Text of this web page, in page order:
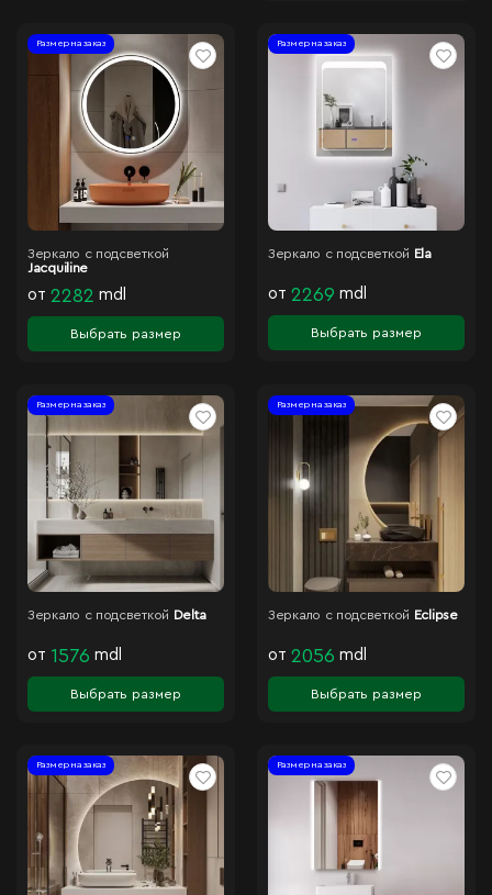
Размер на заказ
Зеркало с подсветкой
Jacquiline
от 2282 mdl
Выбрать размер
Размер на заказ
Зеркало с подсветкой Ela
от 2269 mdl
Выбрать размер
Размер на заказ
Зеркало с подсветкой Delta
от 1576 mdl
Выбрать размер
Размер на заказ
Зеркало с подсветкой Eclipse
от 2056 mdl
Выбрать размер
Размер на заказ Размер на заказ